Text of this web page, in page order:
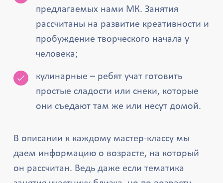
предлагаемых нами МК. Занятия
рассчитаны на развитие креативности и
пробуждение творческого начала у
человека;
кулинарные – ребят учат готовить
простые сладости или снеки, которые
они съедают там же или несут домой.
В описании к каждому мастер-классу мы
даем информацию о возрасте, на который
он рассчитан. Ведь даже если тематика